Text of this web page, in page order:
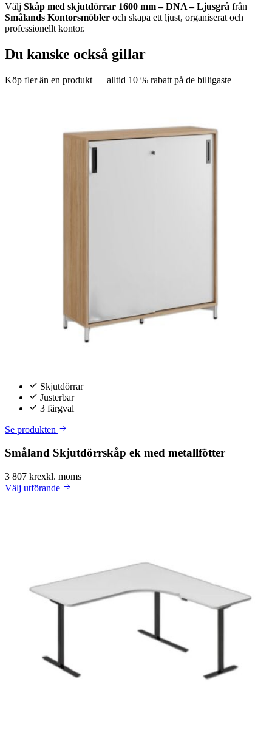
Välj Skåp med skjutdörrar 1600 mm – DNA – Ljusgrå från
Smålands Kontorsmöbler och skapa ett ljust, organiserat och
professionellt kontor.
Du kanske också gillar
Köp fler än en produkt — alltid 10 % rabatt på de billigaste
Skjutdörrar
Justerbar
3 färgval
Se produkten
Småland Skjutdörrskåp ek med metallfötter
3 807 krexkl. moms
Välj utförande